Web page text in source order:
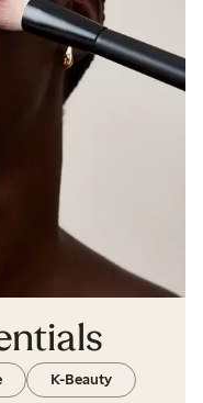
K-Beauty